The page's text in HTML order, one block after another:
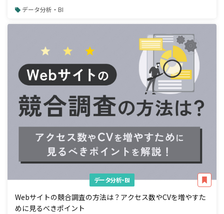
データ分析・BI
データ分析・BI
Webサイトの競合調査の方法は？アクセス数やCVを増やすた
めに見るべきポイント